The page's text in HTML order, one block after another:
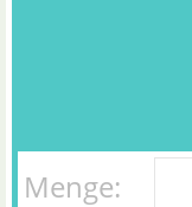
Menge: